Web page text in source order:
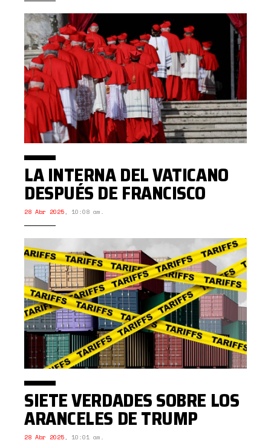
LA INTERNA DEL VATICANO
DESPUÉS DE FRANCISCO
28 Abr 2025, 10:08 am.
SIETE VERDADES SOBRE LOS
ARANCELES DE TRUMP
28 Abr 2025, 10:01 am.